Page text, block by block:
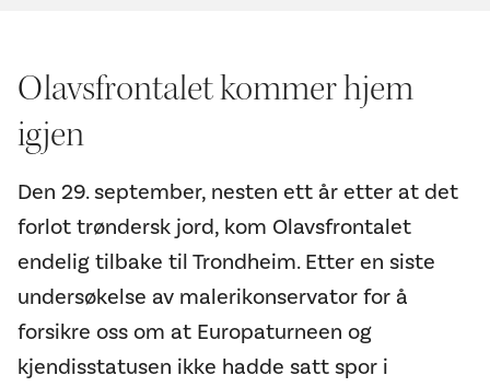
Olavsfrontalet kommer hjem
igjen
Den 29. september, nesten ett år etter at det
forlot trøndersk jord, kom Olavsfrontalet
endelig tilbake til Trondheim. Etter en siste
undersøkelse av malerikonservator for å
forsikre oss om at Europaturneen og
kjendisstatusen ikke hadde satt spor i